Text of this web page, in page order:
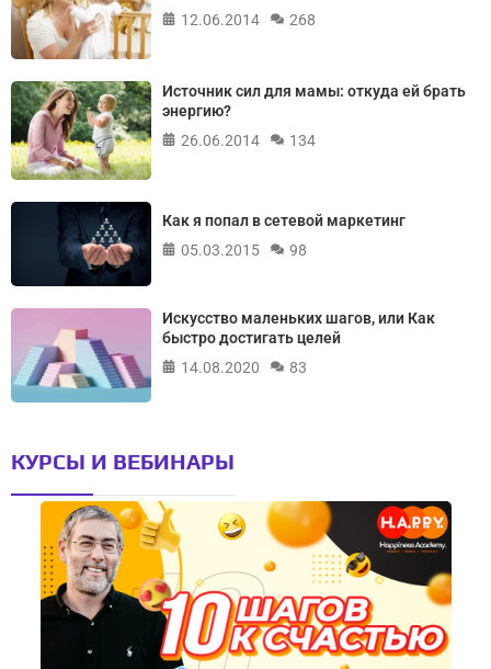
12.06.2014
268
Источник сил для мамы: откуда ей брать
энергию?
26.06.2014
134
Как я попал в сетевой маркетинг
05.03.2015
98
Искусство маленьких шагов, или Как
быстро достигать целей
14.08.2020
83
КУРСЫ И ВЕБИНАРЫ